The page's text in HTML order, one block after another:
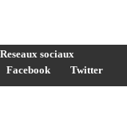
Reseaux sociaux
Facebook
Twitter